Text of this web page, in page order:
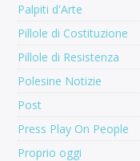
Palpiti d'Arte
Pillole di Costituzione
Pillole di Resistenza
Polesine Notizie
Post
Press Play On People
Proprio oggi